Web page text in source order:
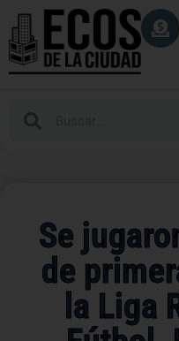
Se
de
la Liga